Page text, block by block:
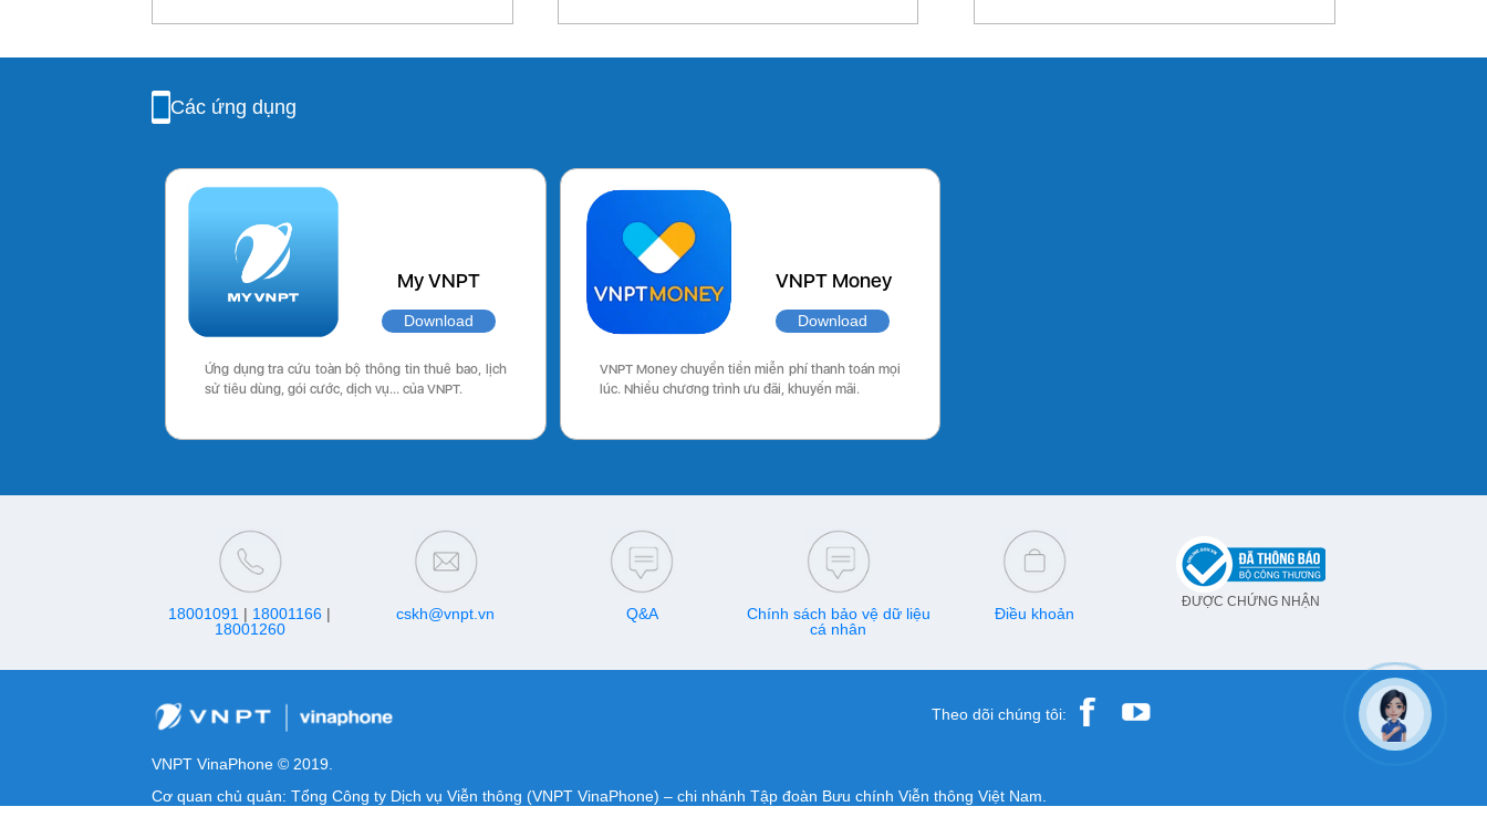
Các ứng dụng
My VNPT
Download
Ứng dụng tra cứu toàn bộ thông tin thuê bao, lịch
sử tiêu dùng, gói cước, dịch vụ… của VNPT.
VNPT Money
Download
VNPT Money chuyển tiền miễn phí thanh toán mọi
lúc. Nhiều chương trình ưu đãi, khuyến mãi.
18001091 | 18001166 |
18001260
cskh@vnpt.vn Q&A
Chính sách bảo vệ dữ liệu
cá nhân
Điều khoản
ĐƯỢC CHỨNG NHẬN
Theo dõi chúng tôi:
VNPT VinaPhone © 2019.
Cơ quan chủ quản: Tổng Công ty Dịch vụ Viễn thông (VNPT VinaPhone) – chi nhánh Tập đoàn Bưu chính Viễn thông Việt Nam.